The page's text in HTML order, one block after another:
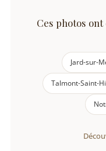
Ces photos
Jard-sur-
Talmont-Saint-